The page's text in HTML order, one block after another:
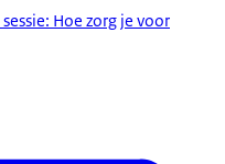
Hoe zorg je voor